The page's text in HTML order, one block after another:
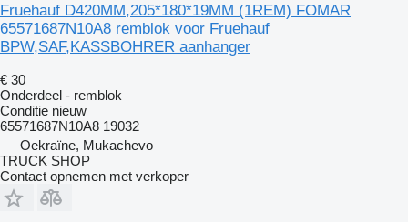
Fruehauf D420MM,205*180*19MM (1REM) FOMAR
65571687N10A8 remblok voor Fruehauf
BPW,SAF,KASSBOHRER aanhanger
€ 30
Onderdeel - remblok
Conditie nieuw
65571687N10A8 19032
Oekraïne, Mukachevo
TRUCK SHOP
Contact opnemen met verkoper